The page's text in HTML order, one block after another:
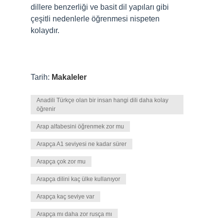
dillere benzerliği ve basit dil yapıları gibi
çeşitli nedenlerle öğrenmesi nispeten
kolaydır.
Tarih: Makaleler
Anadili Türkçe olan bir insan hangi dili daha kolay
öğrenir
Arap alfabesini öğrenmek zor mu
Arapça A1 seviyesi ne kadar sürer
Arapça çok zor mu
Arapça dilini kaç ülke kullanıyor
Arapça kaç seviye var
Arapça mı daha zor rusça mı